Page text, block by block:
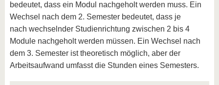
bedeutet, dass ein Modul nachgeholt werden muss. Ein
Wechsel nach dem 2. Semester bedeutet, dass je
nach wechselnder Studienrichtung zwischen 2 bis 4
Module nachgeholt werden müssen. Ein Wechsel nach
dem 3. Semester ist theoretisch möglich, aber der
Arbeitsaufwand umfasst die Stunden eines Semesters.